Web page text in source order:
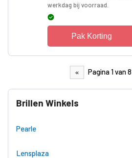
werkdag bij voorraad.
Pak Korting
« Pagina 1 van 8
Brillen Winkels
Pearle
Lensplaza